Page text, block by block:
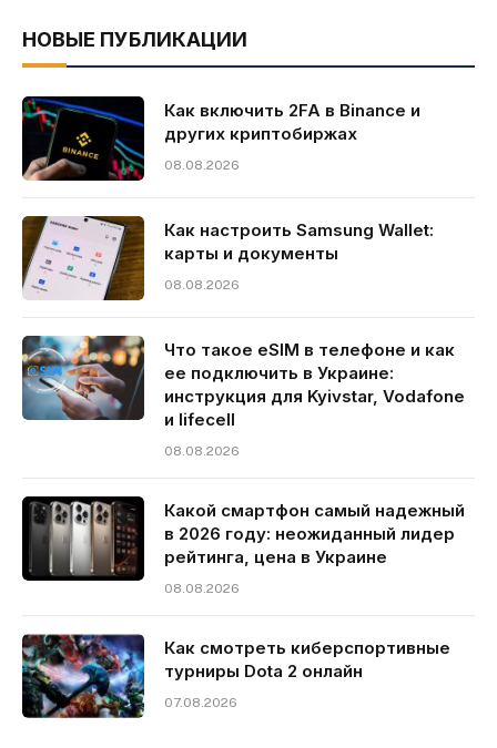
НОВЫЕ ПУБЛИКАЦИИ
Как включить 2FA в Binance и
других криптобиржах
08.08.2026
Как настроить Samsung Wallet:
карты и документы
08.08.2026
Что такое eSIM в телефоне и как
ее подключить в Украине:
инструкция для Kyivstar, Vodafone
и lifecell
08.08.2026
Какой смартфон самый надежный
в 2026 году: неожиданный лидер
рейтинга, цена в Украине
08.08.2026
Как смотреть киберспортивные
турниры Dota 2 онлайн
07.08.2026